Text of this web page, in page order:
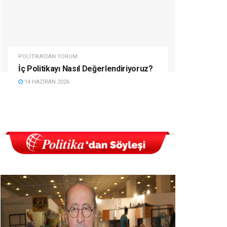
POLITIKA'DAN YORUM
İç Politikayı Nasıl Değerlendiriyoruz?
14 HAZIRAN 2026